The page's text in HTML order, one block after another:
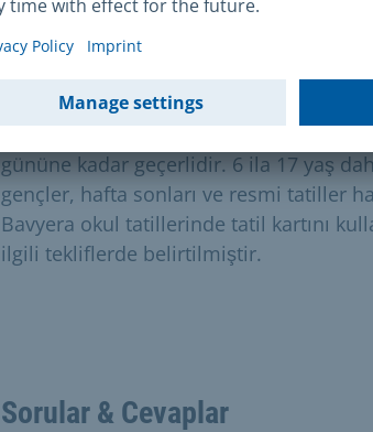
2025/26 Tatil Kartı satışları 13 Ekim
başlayacaktır.
Tatil kartı, sonbahar tatilinin ilk
gününe kadar geçerlidir. 6 ila 17 yaş
gençler, hafta sonları ve resmi tatiller
Bavyera okul tatillerinde tatil kartını
ilgili tekliflerde belirtilmiştir.
Sorular & Cevaplar